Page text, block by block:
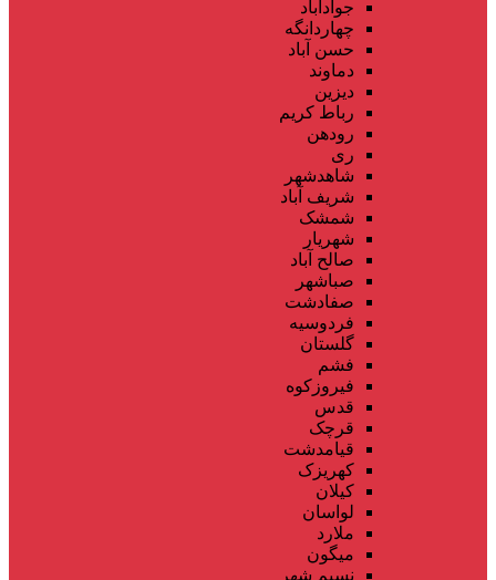
جوادآباد
چهاردانگه
حسن آباد
دماوند
دیزین
رباط کریم
رودهن
ری
شاهدشهر
شریف آباد
شمشک
شهریار
صالح آباد
صباشهر
صفادشت
فردوسیه
گلستان
فشم
فیروزکوه
قدس
قرچک
قیامدشت
کهریزک
کیلان
لواسان
ملارد
میگون
نسیم شهر